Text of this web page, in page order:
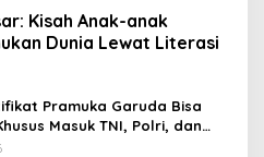
Kisah Anak-anak
Dunia Lewat Literasi
Pramuka Garuda Bisa
Masuk TNI, Polri, dan